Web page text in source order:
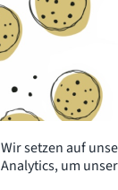
Wir setzen auf
Analytics, um